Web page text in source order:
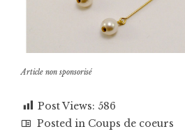
Article non sponsorisé
Post Views: 586
Posted in Coups de coeurs